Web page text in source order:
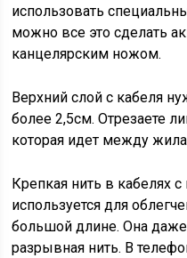
использовать
можно все это сделать
канцелярским ножом.
Верхний слой с кабеля
более 2,5см. Отрезаете
которая идет между
Крепкая нить в кабелях
используется для
большой длине. Она даже
разрывная нить. В